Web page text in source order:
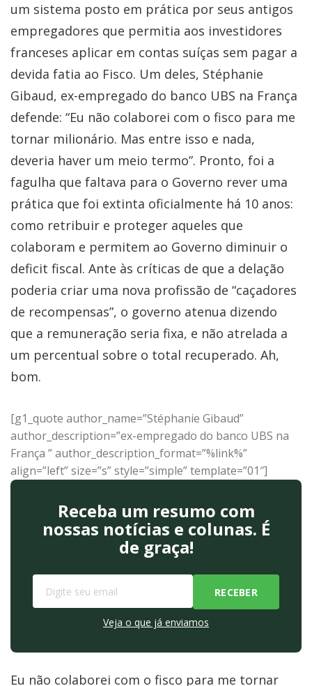
um sistema posto em prática por seus antigos
empregadores que permitia aos investidores
franceses aplicar em contas suíças sem pagar a
devida fatia ao Fisco. Um deles, Stéphanie
Gibaud, ex-empregado do banco UBS na França
defende: “Eu não colaborei com o fisco para me
tornar milionário. Mas entre isso e nada,
deveria haver um meio termo”. Pronto, foi a
fagulha que faltava para o Governo rever uma
prática que foi extinta oficialmente há 10 anos:
como retribuir e proteger aqueles que
colaboram e permitem ao Governo diminuir o
deficit fiscal. Ante às críticas de que a delação
poderia criar uma nova profissão de “caçadores
de recompensas”, o governo atenua dizendo
que a remuneração seria fixa, e não atrelada a
um percentual sobre o total recuperado. Ah,
bom.
[g1_quote author_name=”Stéphanie Gibaud”
author_description=”ex-empregado do banco UBS na
França ” author_description_format=”%link%”
align=”left” size=”s” style=”simple” template=”01″]
Receba um resumo com
nossas notícias e colunas. É
de graça!
Veja o que já enviamos
Eu não colaborei com o fisco para me tornar